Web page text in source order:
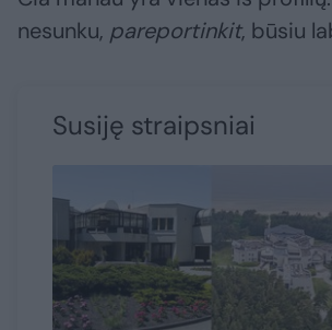
nesunku, pareportinkit, būsiu
Susiję straipsniai